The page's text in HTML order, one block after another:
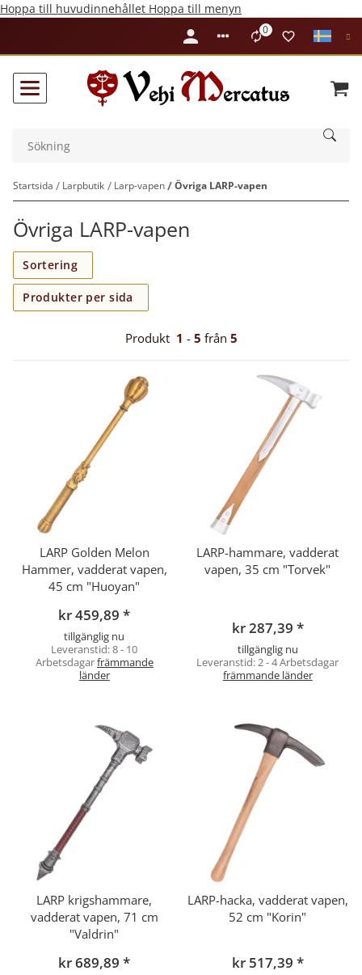
Hoppa till huvudinnehållet Hoppa till menyn
0Liste ist leer
Startsida Larpbutik Larp-vapen Övriga LARP-vapen
Övriga LARP-vapen
Sortering
Produkter per sida
Produkt 1 - 5 från 5
LARP Golden Melon
Hammer, vadderat vapen,
45 cm "Huoyan"
kr 459,89*
tillgänglig nu
Leveranstid:8 - 10
Arbetsdagarfrämmande
länder
LARP-hammare, vadderat
vapen, 35 cm "Torvek"
kr 287,39 *
tillgänglig nu
Leveranstid:2 - 4 Arbetsdagar
främmande länder
LARP krigshammare,
vadderat vapen, 71 cm
"Valdrin"
kr 689,89*
LARP-hacka, vadderat vapen,
52 cm "Korin"
kr 517,39 *